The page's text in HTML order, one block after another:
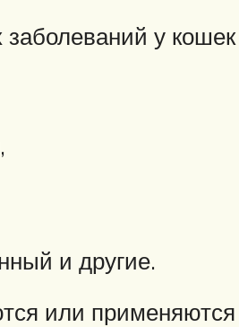
у кошек
и другие.
или применяются